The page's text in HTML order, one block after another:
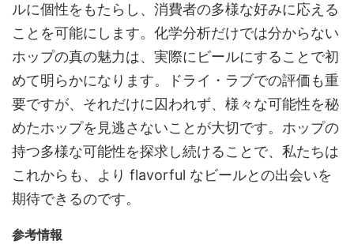
ルに個性をもたらし、消費者の多様な好みに応える
ことを可能にします。化学分析だけでは分からない
ホップの真の魅力は、実際にビールにすることで初
めて明らかになります。ドライ・ラブでの評価も重
要ですが、それだけに囚われず、様々な可能性を秘
めたホップを見逃さないことが大切です。ホップの
持つ多様な可能性を探求し続けることで、私たちは
これからも、より flavorful なビールとの出会いを
期待できるのです。
参考情報